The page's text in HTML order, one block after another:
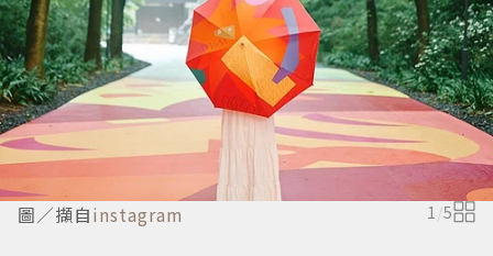
圖／擷自instagram 1/5